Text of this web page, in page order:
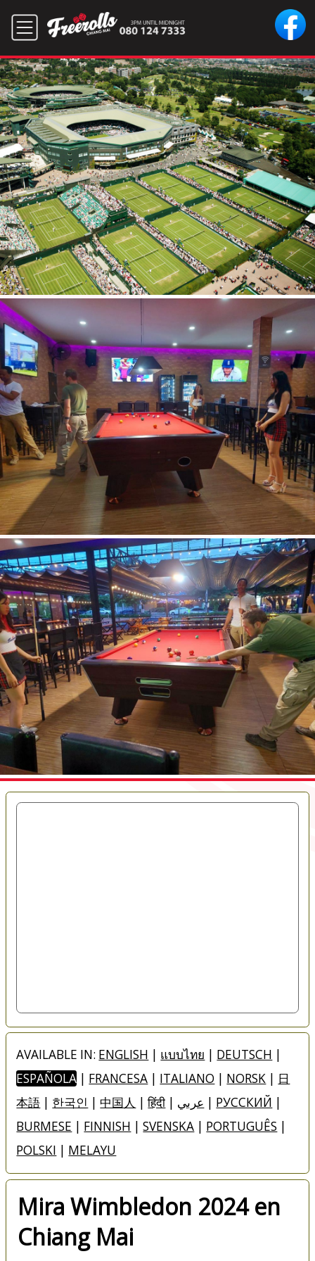
AVAILABLE IN: ENGLISH | แบบไทย | DEUTSCH |
ESPAÑOLA | FRANCESA | ITALIANO | NORSK | 日
本語 | 한국인 | 中国人 |हिंदी | عربي | РУССКИЙ |
BURMESE | FINNISH |SVENSKA | PORTUGUÊS |
POLSKI | MELAYU
Mira Wimbledon 2024 en
Chiang Mai